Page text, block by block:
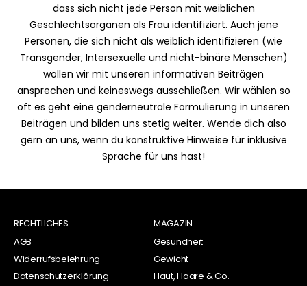
dass sich nicht jede Person mit weiblichen
Geschlechtsorganen als Frau identifiziert. Auch jene
Personen, die sich nicht als weiblich identifizieren (wie
Transgender, Intersexuelle und nicht-binäre Menschen)
wollen wir mit unseren informativen Beiträgen
ansprechen und keineswegs ausschließen. Wir wählen so
oft es geht eine genderneutrale Formulierung in unseren
Beiträgen und bilden uns stetig weiter. Wende dich also
gern an uns, wenn du konstruktive Hinweise für inklusive
Sprache für uns hast!
RECHTLICHES
AGB
Widerrufsbelehrung
Datenschutzerklärung
MAGAZIN
Gesundheit
Gewicht
Haut, Haare & Co.